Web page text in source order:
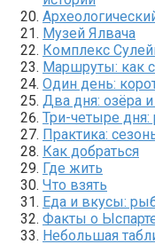
Музей Ялвача
Комплекс
Маршруты: как
Один день:
Два дня: озёра и
Три-четыре
Практика:
Как добраться
Где жить
Что взять
Еда и вкусы:
Факты о
Небольшая